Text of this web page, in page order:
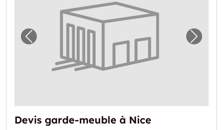
Image précédente pour "Devis garde-
Devis garde-meuble à Nice